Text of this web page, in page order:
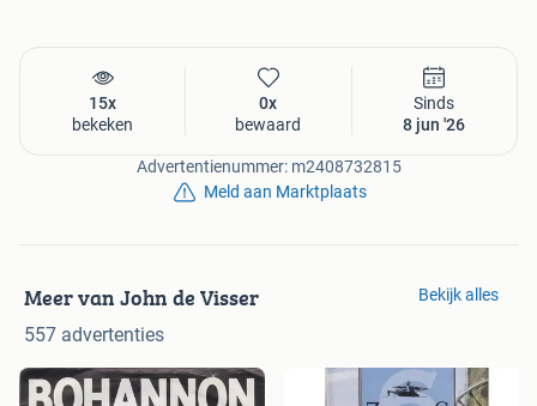
15x
bekeken
0x
bewaard
Sinds
8 jun '26
Advertentienummer: m2408732815
Meld aan Marktplaats
Meer van John de Visser
557 advertenties
Bekijk alles